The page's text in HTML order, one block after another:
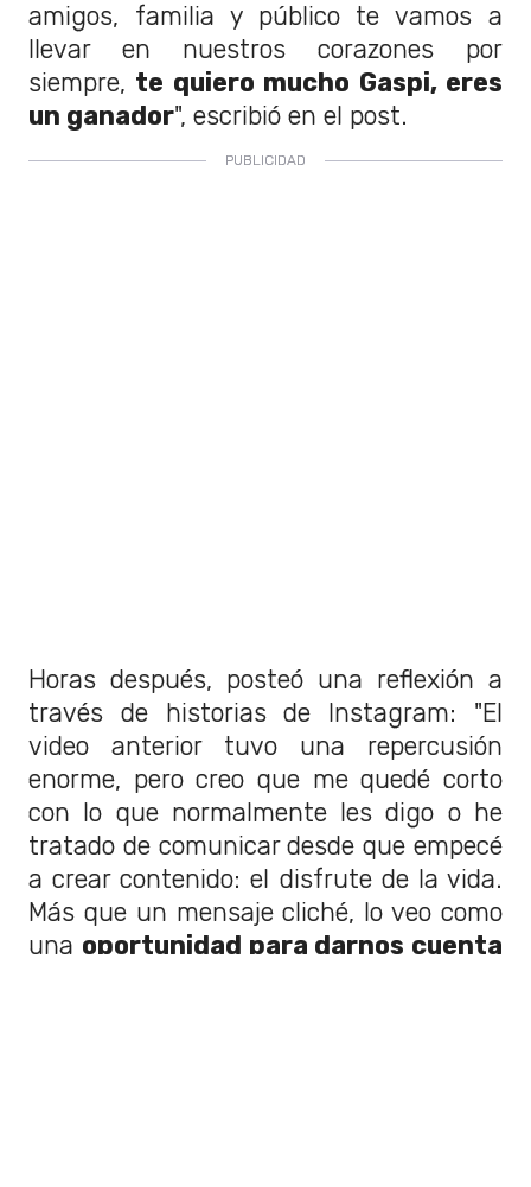
amigos, familia y público te vamos a
llevar en nuestros corazones por
siempre, te quiero mucho Gaspi, eres
un ganador", escribió en el post.
Horas después, posteó una reflexión a
través de historias de Instagram: "El
video anterior tuvo una repercusión
enorme, pero creo que me quedé corto
con lo que normalmente les digo o he
tratado de comunicar desde que empecé
a crear contenido: el disfrute de la vida.
Más que un mensaje cliché, lo veo como
una oportunidad para darnos cuenta